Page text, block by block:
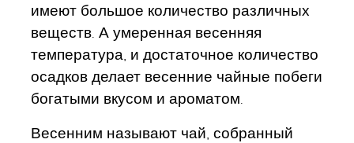
имеют большое количество различных
веществ. А умеренная весенняя
температура, и достаточное количество
осадков делает весенние чайные побеги
богатыми вкусом и ароматом.
Весенним называют чай, собранный